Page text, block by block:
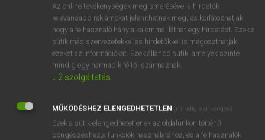
astrakhan
astraphobia
Az online tevékenységek megismerésével a hirdetők
relevánsabb reklámokat jeleníthetnek meg, és korlátozhatják,
hogy a felhasználó hány alkalommal láthat egy hirdetést. Ezek a
sütik más szervezetekkel és hirdetőkkel is megoszthatják
ezeket az információkat. Ezek állandó sütik, amelyek szinte
mindig egy harmadik féltől származnak.
↓ 2 szolgáltatás
MŰKÖDÉSHEZ ELENGEDHETETLEN (mindig szükséges)
Ezek a sütik elengedhetetlenek az oldalunkon történő
böngészéshez,a funkciók használatához, és a felhasználók